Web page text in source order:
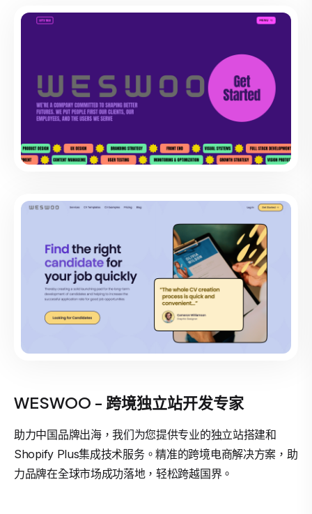
WESWOO - 跨境独立站开发专家
助力中国品牌出海，我们为您提供专业的独立站搭建和
Shopify Plus集成技术服务。精准的跨境电商解决方案，助
力品牌在全球市场成功落地，轻松跨越国界。